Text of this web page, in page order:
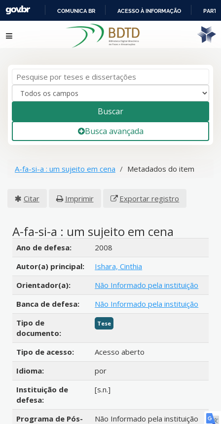
IR
PARA
COMUNICA BR ACESSO À INFORMAÇÃO
Pular para o conteúdo
Buscar
Busca avançada
A-fa-si-a : um sujeito em cena Metadados do item
Citar Imprimir Exportar registro
A-fa-si-a : um sujeito em cena
Detalhes bibliográficos
Ano de defesa:
2008
Autor(a) principal:
Ishara, Cinthia
Orientador(a):
Não Informado pela instituição
Banca de defesa:
Não Informado pela instituição
Tipo de
documento:
Tese
Tipo de acesso:
Acesso aberto
Idioma:
por
Instituição de
defesa:
[s.n.]
Programa de Pós-
Não Informado pela instituição